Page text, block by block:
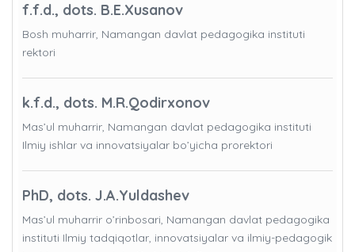
f.f.d., dots. B.E.Xusanov
Bosh muharrir, Namangan davlat pedagogika instituti
rektori
k.f.d., dots. M.R.Qodirxonov
Mas’ul muharrir, Namangan davlat pedagogika instituti
Ilmiy ishlar va innovatsiyalar bo’yicha prorektori
PhD, dots. J.A.Yuldashev
Mas’ul muharrir o’rinbosari, Namangan davlat pedagogika
instituti Ilmiy tadqiqotlar, innovatsiyalar va ilmiy-pedagogik